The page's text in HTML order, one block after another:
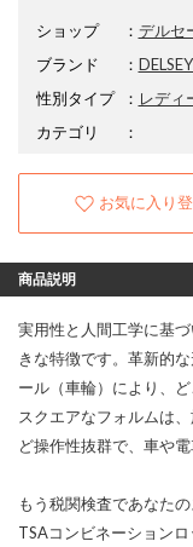
ショップ ： デルセ
ブランド
：
性別タイプ
： レディ
カテゴリ
：
お気に入り
商品説明
実用性と人間工学に基
きな特徴です。革新的
ール（車輪）により、
スクエアなフォルムは
ど操作性抜群で、車や
もう税関検査であなた
TSAコンビネーション